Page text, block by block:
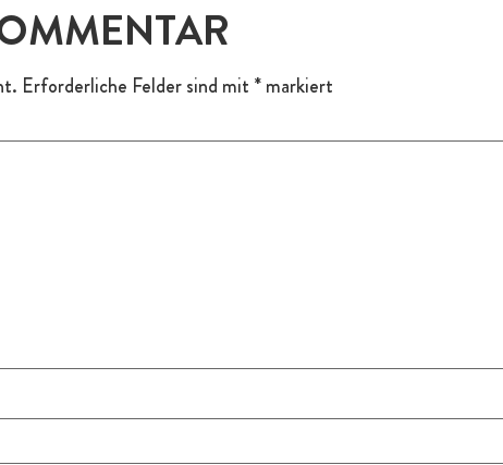
Erforderliche Felder sind mit *markiert